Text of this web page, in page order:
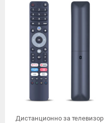
Дистанционно за телевизор